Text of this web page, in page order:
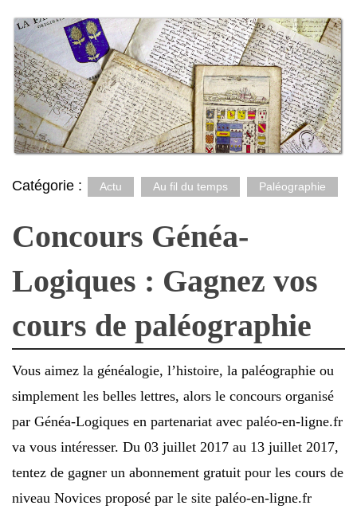
Catégorie : Actu Au fil du temps Paléographie
Concours Généa-
Logiques : Gagnez vos
cours de paléographie
Vous aimez la généalogie, l’histoire, la paléographie ou
simplement les belles lettres, alors le concours organisé
par Généa-Logiques en partenariat avec paléo-en-ligne.fr
va vous intéresser. Du 03 juillet 2017 au 13 juillet 2017,
tentez de gagner un abonnement gratuit pour les cours de
niveau Novices proposé par le site paléo-en-ligne.fr